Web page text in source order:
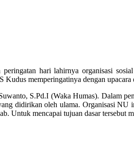
hari lahirnya organisasi
Kudus memperingatinya dengan upacara
S.Pd.I (Waka Humas). Dalam
didirikan oleh ulama. Organisasi NU
Untuk mencapai tujuan dasar tersebut